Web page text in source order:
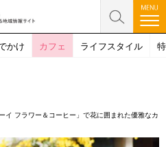
かけ カフェ ライフスタイル
イ フラワー＆コーヒー」で花に囲まれた優雅なカ